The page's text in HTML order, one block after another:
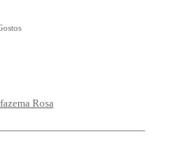
Rosa